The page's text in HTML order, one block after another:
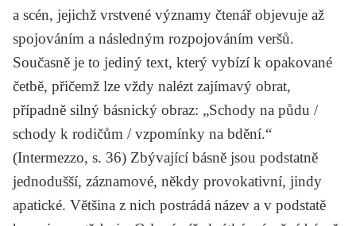
a scén, jejichž vrstvené významy čtenář objevuje až
spojováním a následným rozpojováním veršů.
Současně je to jediný text, který vybízí k opakované
četbě, přičemž lze vždy nalézt zajímavý obrat,
případně silný básnický obraz: „Schody na půdu /
schody k rodičům / vzpomínky na bdění.“
(Intermezzo, s. 36) Zbývající básně jsou podstatně
jednodušší, záznamové, někdy provokativní, jindy
apatické. Většina z nich postrádá název a v podstatě